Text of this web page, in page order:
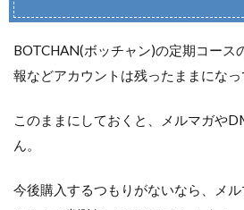
BOTCHAN(ボッチャン)の定期コース
報などアカウントは残ったままになっ
このままにしておくと、メルマガや
ん。
今後購入するつもりがないなら、メ